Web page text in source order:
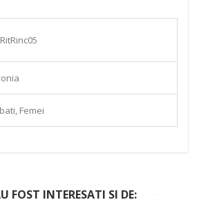
Femei
FOST INTERESATI SI DE: